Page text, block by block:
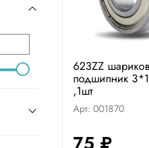
623ZZ
подшипник
,1шт
Арт: 001870